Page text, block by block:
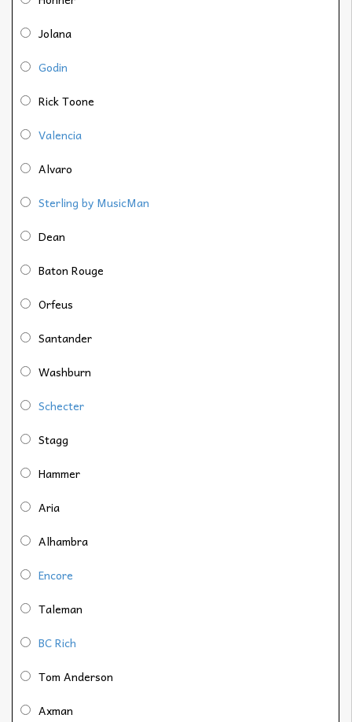
Jolana
Godin
Rick Toone
Valencia
Alvaro
Sterling by MusicMan
Dean
Baton Rouge
Orfeus
Santander
Washburn
Schecter
Stagg
Hammer
Aria
Alhambra
Encore
Taleman
BC Rich
Tom Anderson
Axman